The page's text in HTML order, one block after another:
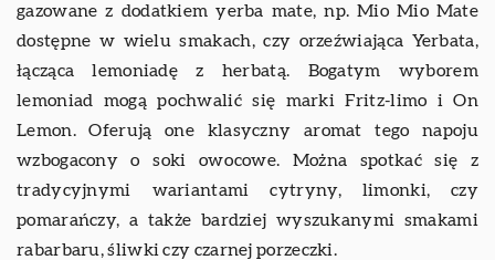
gazowane z dodatkiem yerba mate, np. Mio Mio Mate
dostępne w wielu smakach, czy orzeźwiająca Yerbata,
łącząca lemoniadę z herbatą. Bogatym wyborem
lemoniad mogą pochwalić się marki Fritz-limo i On
Lemon. Oferują one klasyczny aromat tego napoju
wzbogacony o soki owocowe. Można spotkać się z
tradycyjnymi wariantami cytryny, limonki, czy
pomarańczy, a także bardziej wyszukanymi smakami
rabarbaru, śliwki czy czarnej porzeczki.